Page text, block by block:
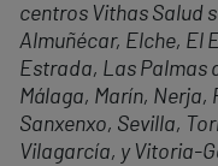
centros Vithas Salud
Almuñécar, Elche, El
Estrada, Las Palmas
Málaga, Marín, Nerja,
Sanxenxo, Sevilla,
Vilagarcía, y Vitoria-